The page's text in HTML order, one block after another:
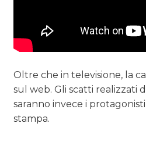
Oltre che in televisione, la
sul web. Gli scatti realizzati
saranno invece i
stampa.